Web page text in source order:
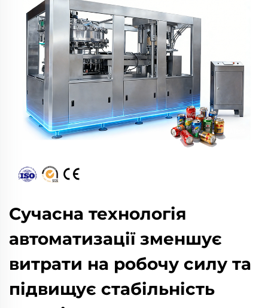
Сучасна технологія
автоматизації зменшує
витрати на робочу силу та
підвищує стабільність